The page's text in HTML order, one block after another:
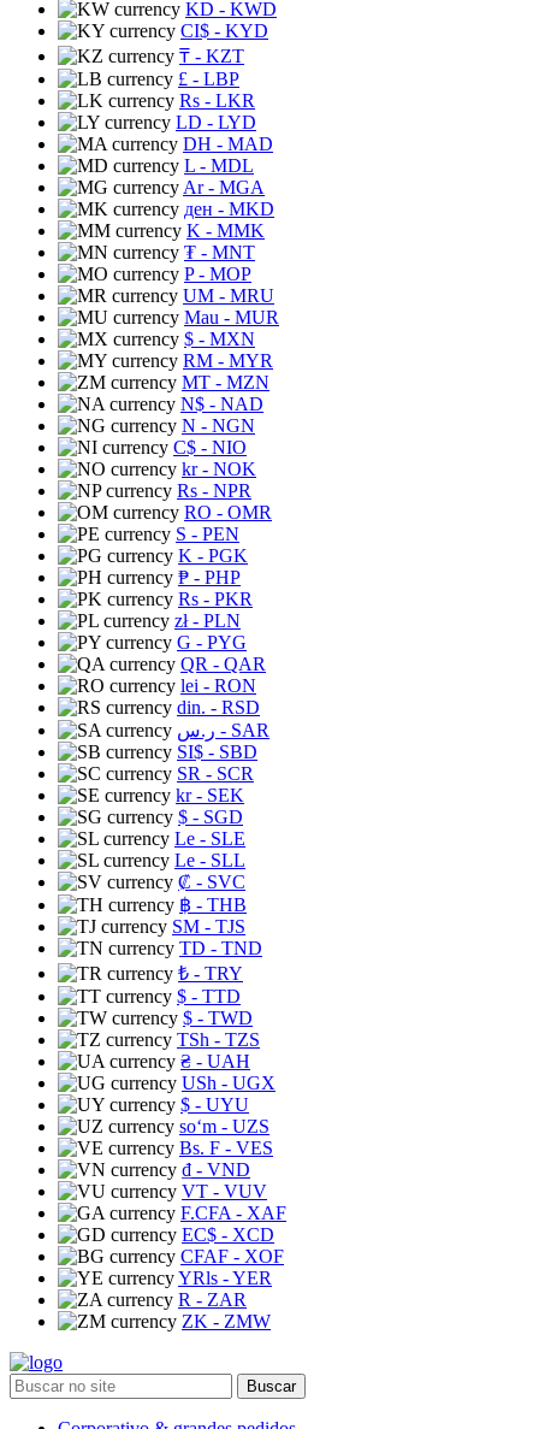
KD - KWD
CI$ - KYD
₸ - KZT
£ - LBP
Rs - LKR
LD - LYD
DH - MAD
L - MDL
Ar- MGA
ден - MKD
K - MMK
₮ - MNT
P- MOP
UM - MRU
Mau - MUR
$ - MXN
RM - MYR
MT - MZN
N$ - NAD
N - NGN
C$ - NIO
kr- NOK
Rs - NPR
RO - OMR
S - PEN
K - PGK
₱ - PHP
Rs - PKR
zł- PLN
G - PYG
QR - QAR
lei - RON
din. - RSD
ر.س - SAR
SI$ - SBD
SR - SCR
kr- SEK
$ - SGD
Le - SLE
Le - SLL
₡ - SVC
฿ - THB
ЅМ - TJS
TD - TND
₺ - TRY
$ - TTD
$ - TWD
TSh - TZS
₴ - UAH
USh - UGX
$ - UYU
soʻm - UZS
Bs. F - VES
₫ - VND
VT - VUV
F.CFA - XAF
EC$ - XCD
CFAF - XOF
YRls - YER
R - ZAR
ZK - ZMW
Buscar